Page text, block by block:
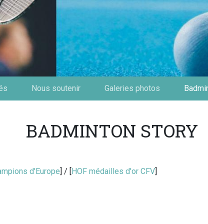
Nous soutenir Galeries photos
BADMINTON STORY
d'Europe ] / [ HOF médailles d'or CFV